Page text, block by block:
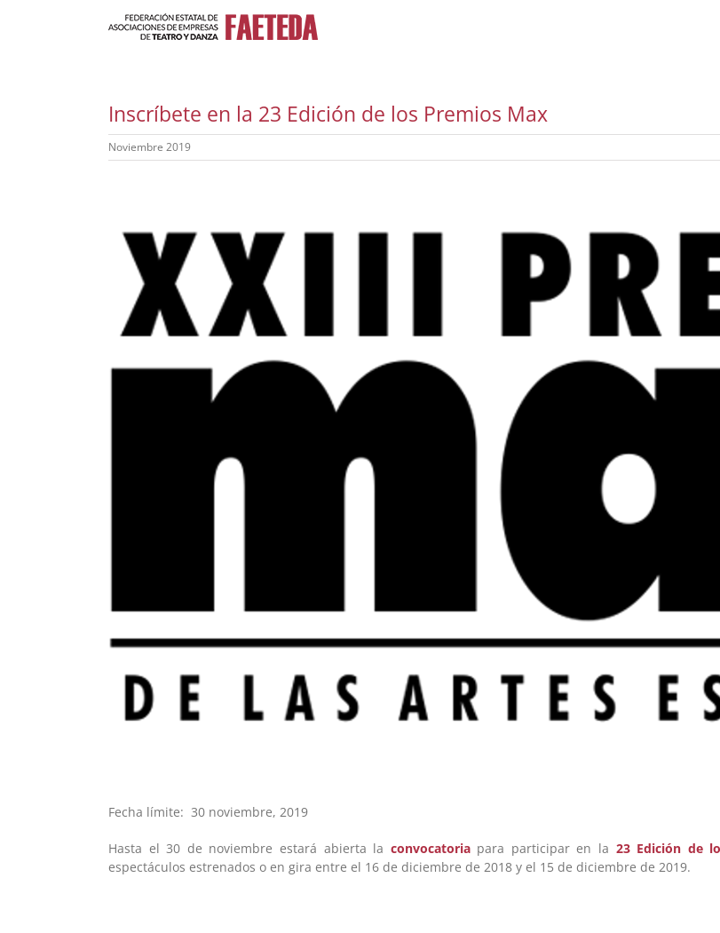
Inscríbete en la 23 Edición de los Premios Max
Noviembre 2019
Fecha límite: 30 noviembre, 2019
Hasta el 30 de noviembre estará abierta la convocatoriapara participar en la 23 Edición de
espectáculos estrenados o en gira entre el 16 de diciembre de 2018 y el 15 de diciembre de 2019.